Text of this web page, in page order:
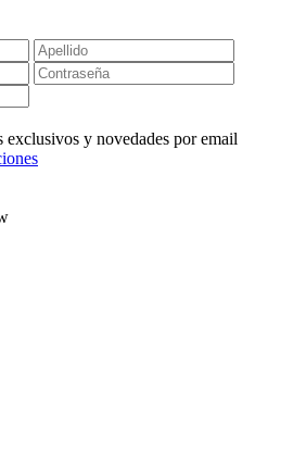
exclusivos y novedades por email